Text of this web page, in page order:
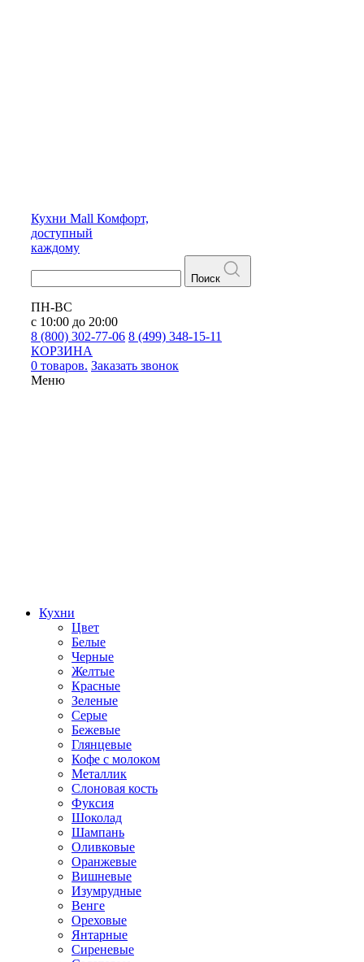
Кухни Mall Комфорт,
доступный
каждому
Поиск
ПН-ВС
с 10:00 до 20:00
8 (800) 302-77-06 8 (499) 348-15-11
КОРЗИНА
0 товаров. Заказать звонок
Меню
Кухни
Цвет
Белые
Черные
Желтые
Красные
Зеленые
Серые
Бежевые
Глянцевые
Кофе с молоком
Металлик
Слоновая кость
Фуксия
Шоколад
Шампань
Оливковые
Оранжевые
Вишневые
Изумрудные
Венге
Ореховые
Янтарные
Сиреневые